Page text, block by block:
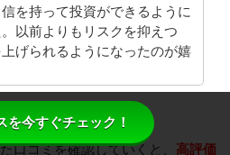
を持って投資ができるように
以前よりもリスクを抑えつ
げられるようになったのが嬉
口コミを確認していくと、 高評価
を今すぐチェック！